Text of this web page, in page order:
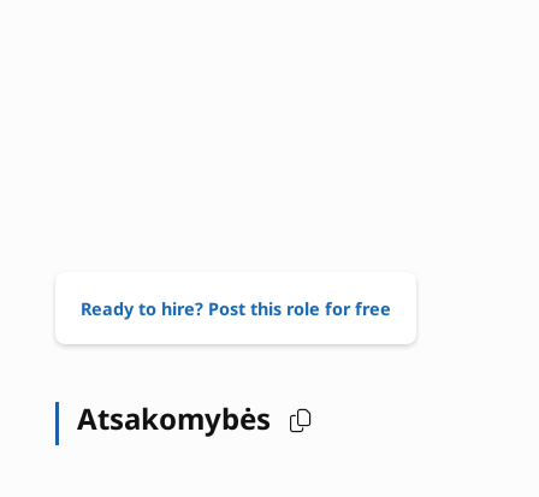
Ready to hire? Post this role for free
Atsakomybės